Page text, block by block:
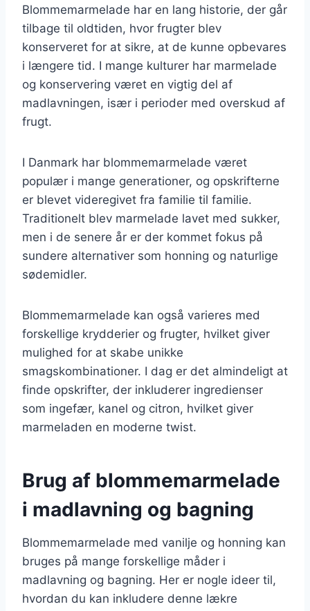
Blommemarmelade har en lang historie, der går
tilbage til oldtiden, hvor frugter blev
konserveret for at sikre, at de kunne opbevares
i længere tid. I mange kulturer har marmelade
og konservering været en vigtig del af
madlavningen, især i perioder med overskud af
frugt.
I Danmark har blommemarmelade været
populær i mange generationer, og opskrifterne
er blevet videregivet fra familie til familie.
Traditionelt blev marmelade lavet med sukker,
men i de senere år er der kommet fokus på
sundere alternativer som honning og naturlige
sødemidler.
Blommemarmelade kan også varieres med
forskellige krydderier og frugter, hvilket giver
mulighed for at skabe unikke
smagskombinationer. I dag er det almindeligt at
finde opskrifter, der inkluderer ingredienser
som ingefær, kanel og citron, hvilket giver
marmeladen en moderne twist.
Brug af blommemarmelade
i madlavning og bagning
Blommemarmelade med vanilje og honning kan
bruges på mange forskellige måder i
madlavning og bagning. Her er nogle ideer til,
hvordan du kan inkludere denne lækre